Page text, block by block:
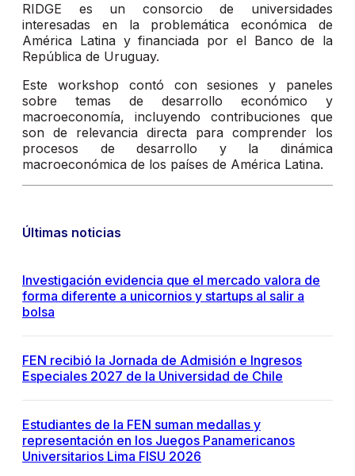
RIDGE es un consorcio de universidades
interesadas en la problemática económica de
América Latina y financiada por el Banco de la
República de Uruguay.
Este workshop contó con sesiones y paneles
sobre temas de desarrollo económico y
macroeconomía, incluyendo contribuciones que
son de relevancia directa para comprender los
procesos de desarrollo y la dinámica
macroeconómica de los países de América Latina.
Últimas noticias
Investigación evidencia que el mercado valora de
forma diferente a unicornios y startups al salir a
bolsa
FEN recibió la Jornada de Admisión e Ingresos
Especiales 2027 de la Universidad de Chile
Estudiantes de la FEN suman medallas y
representación en los Juegos Panamericanos
Universitarios Lima FISU 2026